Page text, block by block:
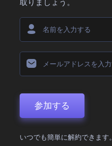
取りましょう。
参加する
いつでも簡単に解約できます。